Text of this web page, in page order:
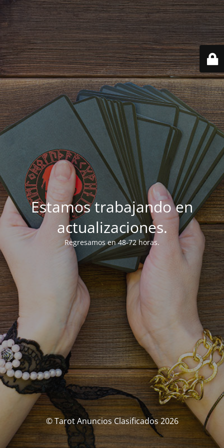
Estamos trabajando en
actualizaciones.
Regresamos en 48-72 horas.
© Tarot Anuncios Clasificados 2026